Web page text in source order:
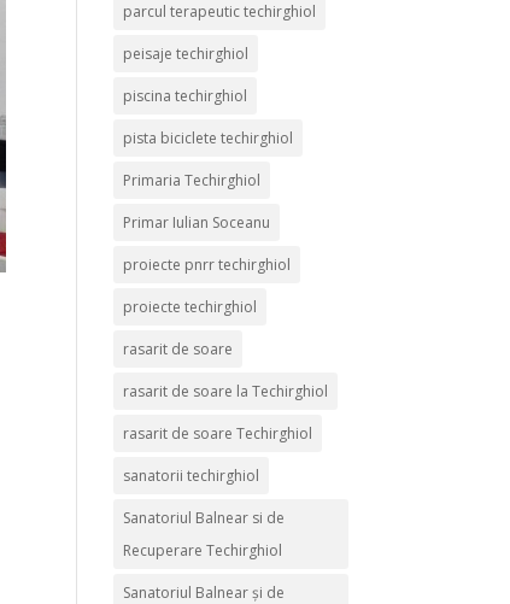
parcul terapeutic techirghiol
peisaje techirghiol
piscina techirghiol
pista biciclete techirghiol
Primaria Techirghiol
Primar Iulian Soceanu
proiecte pnrr techirghiol
proiecte techirghiol
rasarit de soare
rasarit de soare la Techirghiol
rasarit de soare Techirghiol
sanatorii techirghiol
Sanatoriul Balnear si de
Recuperare Techirghiol
Sanatoriul Balnear și de